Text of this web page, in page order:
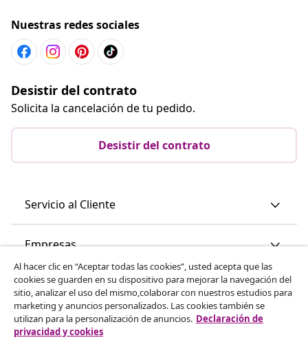
Nuestras redes sociales
Desistir del contrato
Solicita la cancelación de tu pedido.
Desistir del contrato
Servicio al Cliente
Empresas
vidaXL
Descubre mas
Al hacer clic en “Aceptar todas las cookies”, usted acepta que las
cookies se guarden en su dispositivo para mejorar la navegación del
sitio, analizar el uso del mismo,colaborar con nuestros estudios para
marketing y anuncios personalizados. Las cookies también se
utilizan para la personalización de anuncios. Declaración de
privacidad y cookies